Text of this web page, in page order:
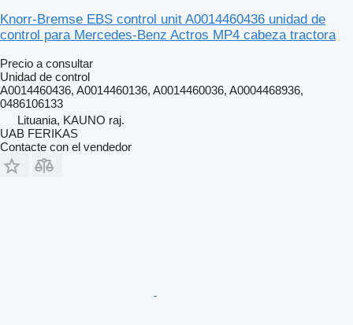
Knorr-Bremse EBS control unit A0014460436 unidad de
control para Mercedes-Benz Actros MP4 cabeza tractora
Precio a consultar
Unidad de control
A0014460436, A0014460136, A0014460036, A0004468936,
0486106133
Lituania, KAUNO raj.
UAB FERIKAS
Contacte con el vendedor